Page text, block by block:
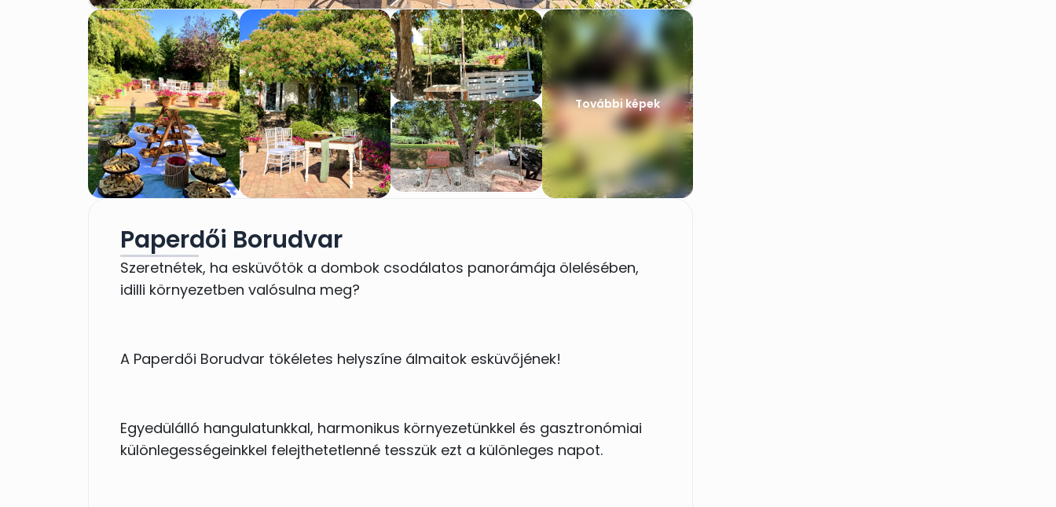
További képek
Paperdői Borudvar
Szeretnétek, ha esküvőtök a dombok csodálatos panorámája ölelésében,
idilli környezetben valósulna meg?
A Paperdői Borudvar tökéletes helyszíne álmaitok esküvőjének!
Egyedülálló hangulatunkkal, harmonikus környezetünkkel és gasztronómiai
különlegességeinkkel felejthetetlenné tesszük ezt a különleges napot.